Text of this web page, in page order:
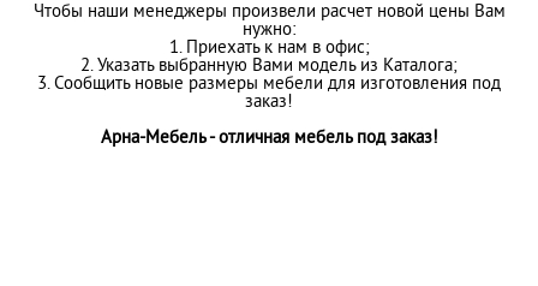
Чтобы наши менеджеры произвели расчет новой цены Вам
нужно:
1. Приехать к нам в офис;
2. Указать выбранную Вами модель из Каталога;
3. Сообщить новые размеры мебели для изготовления под
заказ!
Арна-Мебель - отличная мебель под заказ!